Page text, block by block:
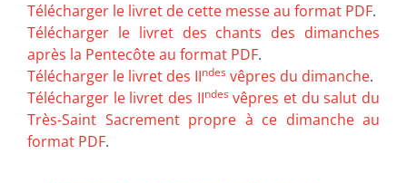
Télécharger le livret de cette messe au format PDF.
Télécharger le livret des chants des dimanches
après la Pentecôte au format PDF.
Télécharger le livret des IIndes vêpres du dimanche.
Télécharger le livret des IIndesvêpres et du salut du
Très-Saint Sacrement propre à ce dimanche au
format PDF.